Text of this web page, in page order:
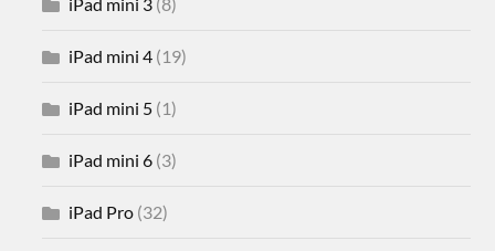
iPad mini 4 (19)
iPad mini 5 (1)
iPad mini 6 (3)
iPad Pro (32)